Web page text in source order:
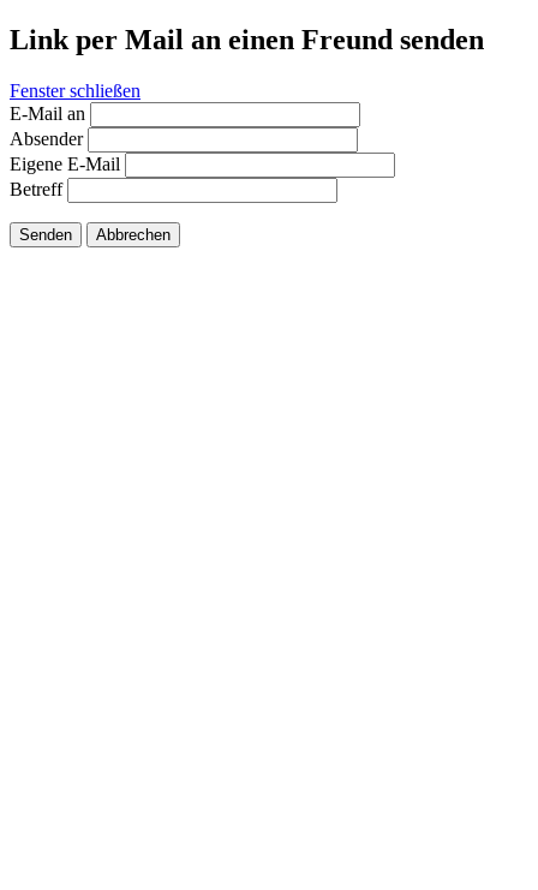
Link per Mail an einen Freund senden
Fenster schließen
E-Mail an
Absender
Eigene E-Mail
Betreff
Senden Abbrechen